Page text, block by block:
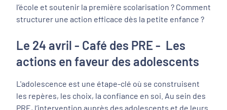
l’école et soutenir la première scolarisation ? Comment
structurer une action efficace dès la petite enfance ?
Le 24 avril - Café des PRE - Les
actions en faveur des adolescents
L'adolescence est une étape-clé où se construisent
les repères, les choix, la confiance en soi. Au sein des
PRE, l’intervention auprès des adolescents et de leurs